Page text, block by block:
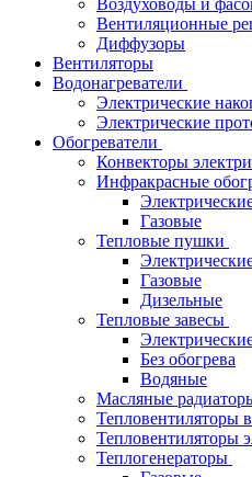
Воздуховоды и
Вентиляционные
Диффузоры
Вентиляторы
Водонагреватели
Электрические
Электрические
Обогреватели
Конвекторы
Инфракрасные
Газовые
Тепловые пушки
Газовые
Дизельные
Тепловые завесы
Без обогрева
Водяные
Масляные
Тепловентиляторы
Тепловентиляторы
Теплогенераторы